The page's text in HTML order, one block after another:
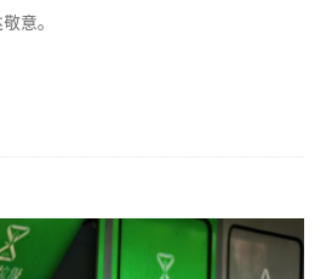
意。